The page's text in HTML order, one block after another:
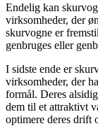
Endelig kan
virksomheder, der
skurvogne er
genbruges eller
I sidste ende er
virksomheder, der
formål. Deres
dem til et attraktivt
optimere deres drift